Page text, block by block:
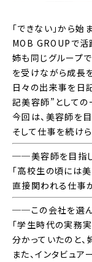
「できない」から
MOB GROUPで活
姉も同じグループ
を受けながら成長
日々の出来事を日
記美容師”としての
今回は、美容師を
そして仕事を続け
──美容師を目指し
「高校生の頃には
直接関われる仕事
──この会社を選
「学生時代の実務
分かっていたのと、
また、インタビュア